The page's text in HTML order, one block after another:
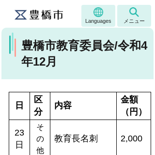
Languages メニュー
豊橋市教育委員会/令和4
年12月
日
区
分
内容
金額
（円）
23
日
そ
の
他
教育長名刺 2,000